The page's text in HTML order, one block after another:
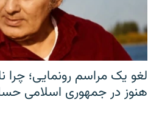
لغو یک مراسم رونمایی؛ چرا
هنوز در جمهوری اسلامی